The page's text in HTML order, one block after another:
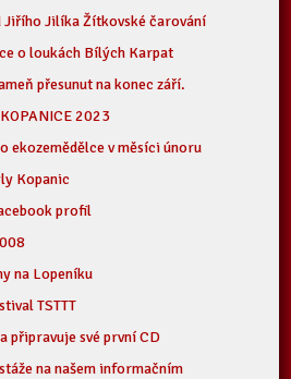
Jiřího Jilíka Žítkovské čarování
o loukách Bílých Karpat
přesunut na konec září.
2023
ekozemědělce v měsíci únoru
Kopanic
profil
na Lopeníku
TSTTT
připravuje své první CD
na našem informačním